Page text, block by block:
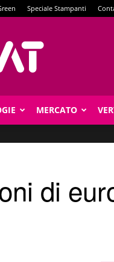
Speciale Stampanti
MERCATO
di